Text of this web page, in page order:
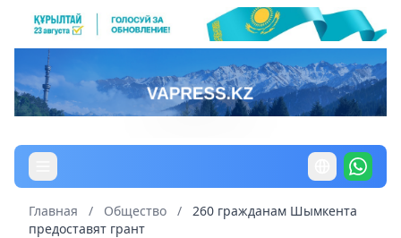
Главная / Общество /
260 гражданам Шымкента
предоставят грант